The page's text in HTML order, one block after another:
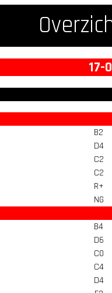
17-
B2
D4
C2
C2
R+
NG
B4
D6
C0
C4
D4